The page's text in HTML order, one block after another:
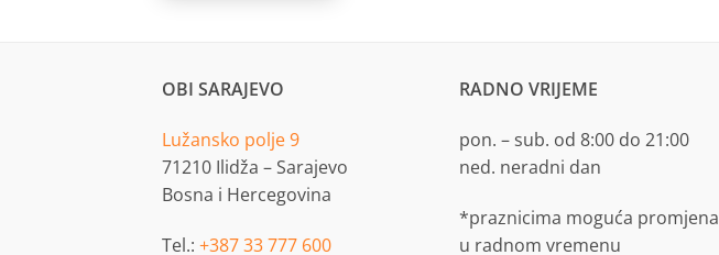
OBI SARAJEVO
Lužansko polje 9
71210 Ilidža – Sarajevo
Bosna i Hercegovina
Tel.: +387 33 777 600
RADNO VRIJEME
pon. – sub. od 8:00 do 21:00
ned. neradni dan
*praznicima moguća promjena
u radnom vremenu